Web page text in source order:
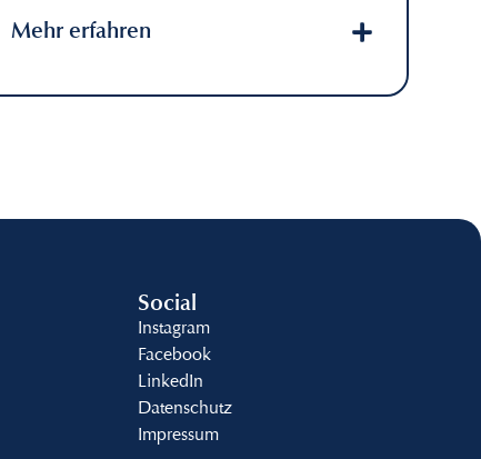
Mehr erfahren
Social
Instagram
Facebook
LinkedIn
Datenschutz
Impressum